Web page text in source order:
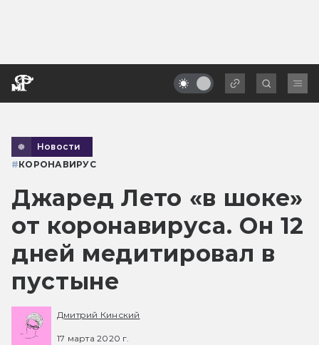
Новости
#КОРОНАВИРУС
Джаред Лето «в шоке»
от коронавируса. Он 12
дней медитировал в
пустыне
Дмитрий Кинский
17 марта 2020 г.